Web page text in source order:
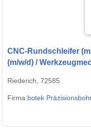
CNC-Rundschleifer
(m/w/d) /
Riederich, 72585
Firma:botek